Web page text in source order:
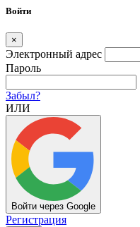
Войти
×
Электронный адрес
Пароль
Забыл?
ИЛИ
Войти через Google
Регистрация